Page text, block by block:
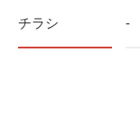
チラシ -